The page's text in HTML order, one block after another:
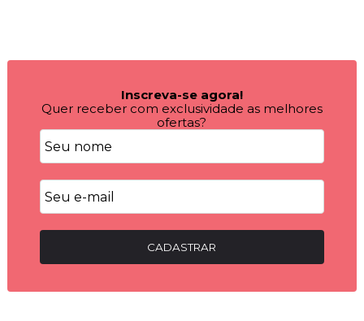
Inscreva-se agora!
Quer receber com exclusividade as melhores
ofertas?
CADASTRAR